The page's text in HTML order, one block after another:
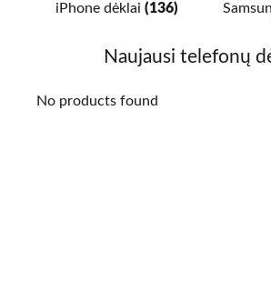
iPhone dėklai (136)
Naujausi telefonų
No products found